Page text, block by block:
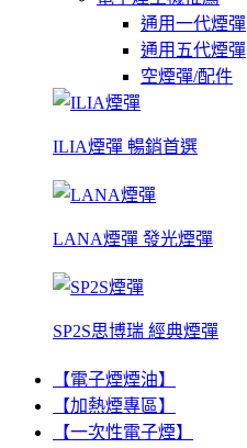
通用一代煙彈
通用五代煙彈
空煙彈/配件
ILIA煙彈 暢銷首選
LANA煙彈 發光煙彈
SP2S思博瑞 經典煙彈
【電子煙煙油】
【加熱煙專區】
【一次性電子煙】